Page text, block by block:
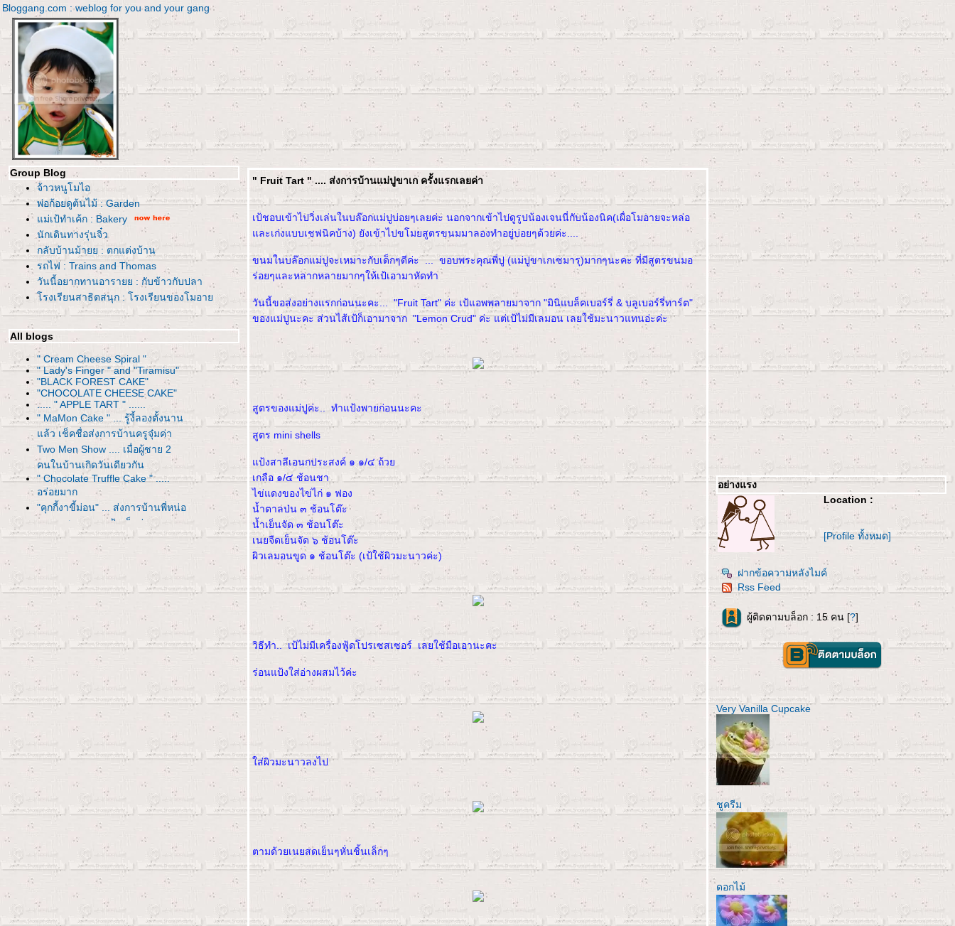
Bloggang.com : weblog for you and your gang
Group Blog
จ้าวหนูโมไอ
พ่อก้อยดูต้นไม้ : Garden
ม่เป้ทำเค้ก : Bakery
นักเดินทางรุ่นจิ๋ว
กลับบ้านม้ายย : ตกแต่งบ้าน
รถไฟ : Trains and Thomas
วันนี้อยากทานอารายย : กับข้าวกับปลา
รงเรียนสาธิตสนุก : โรงเรียนของโมอา
All blogs
" Cream Cheese Spiral "
" Lady's Finger " and "Tiramisu"
"BLACK FOREST CAKE"
"CHOCOLATE CHEESE CAKE"
..... " APPLE TART " ......
" MaMon Cake " ... รู้งี้ลองตั้งนาน
ล้ว เช็คชื่อส่งการบ้านครูจุ๋มค่า
Two Men Show .... เมื่อผู้ชาย 2
คนในบ้านเกิดวันเดียวกัน
" Chocolate Truffle Cake " .....
อร่อยมาก
"คุกกี้งาขี้ม่อน" ... ส่งการบ้านพี่หน่อ
ง ขอบพระคุณครูป้าเล็กค่ะ
"Strawberry Mousse Cake" .... ส่ง
การบ้านค่าพี่จุ๋ม
"Apple Cup cake" ลอกเจ๊เชง ส่ง
น้องป้อ Just relax ค่ะ
" BarBie's Cake" ... เค้กวันเกิดคุณ
"เค้กชาเขียว"...
" Mediera Cake " ... เค้าบอกว่า
Melt in the Mouth
"Best Chocolate Cupcakes"
"ชิฟฟอนมะพร้าวอ่อน"... อร่อยขั้น
เทพ ลอกพี่จุ๋มส่งพี่มดชมพูนะคะ
"White Choc Macadamia Nut
Cookies" ส่งการบ้านพี่แพท งาขาว
"ผีเสื้อกับของขวัญ" ... เมื่อมีครั้ง
รกก็ต้องมีครั้งที่สอง
"Short cake" ง่ายๆแต่อร่อยจนไม่
น่าเชื่อ
"ตำรับตำรา"... review ดูสักที
"สปันท์ มะพร้าวอ่อน" ... ส่วกา
รบ้านน้องลูกปลาค่า
เค้กส้มในตำนาน กับ วิวัฒนาการ
เครื่องไม้ - เครื่องมือ
"ขนมถ้วย" .... ส่งการบ้านน้องเดียร์
" Fruit Tart " .... ส่งการบ้านแม่ปูขาเก ครั้งแรกเลยค่า
เป้ชอบเข้าไปวิ่งเล่นในบล๊อกแม่ปูบ่อยๆเลยค่ะ นอกจากเข้าไปดูรูปน้องเจนนี่กับน้องนิค(เผื่อโมอายจะหล่อ
ละเก่งแบบเชฟนิคบ้าง) ยังเข้าไปขโมยสูตรขนมมาลองทำอยู่บ่อยๆด้วยค่ะ....
ขนมในบล๊อกแม่ปูจะเหมาะกับเด็กๆดีค่ะ ... ขอบพระคุณพี่ปู (แม่ปูขาเกเซมารุ)มากๆนะคะ ที่มีสูตรขนมอ
ร่อยๆและหลากหลายมากๆให้เป้เอามาหัดทำ
วันนี้ขอส่งอย่างแรกก่อนนะคะ... "Fruit Tart" ค่ะ เป้แอพพลายมาจาก "มินิแบล็คเบอร์รี่ & บลูเบอร์รี่ทาร์ต"
ของแม่ปูนะคะ ส่วนไส้เป้ก็เอามาจาก "Lemon Crud" ค่ะ แต่เป้ไม่มีเลมอน เลยใช้มะนาวแทนอ่ะค่ะ
สูตรของแม่ปูค่ะ.. ทำแป้งพายก่อนนะคะ
สูตร mini shells
ป้งสาลีเอนกประสงค์ ๑ ๑/๔ ถ้ว
เกลือ ๑/๔ ช้อนชา
ไข่แดงของไข่ไก่ ๑ ฟอง
น้ำตาลป่น ๓ ช้อนโต๊ะ
น้ำเย็นจัด ๓ ช้อนโต๊ะ
เนยจืดเย็นจัด ๖ ช้อนโต๊ะ
ผิวเลมอนขูด ๑ ช้อนโต๊ะ (เป้ใช้ผิวมะนาวค่ะ)
วิธีทำ.. เป้ไม่มีเครื่องฟู้ดโปรเซสเซอร์ เลยใช้มือเอานะคะ
ร่อนแป้งใส่อ่างผสมไว้ค่ะ
ส่ผิวมะนาวลงไป
ตามด้วยเนยสดเย็นๆหั่นชิ้นเล็กๆ
อย่างแรง
Location :
[Profile ทั้งหมด]
ฝากข้อความหลังไมค์
Rss Feed
ผู้ติดตามบล็อก : 15 คน [?]
Very Vanilla Cupcake
ชูครีม
ดอกไม้